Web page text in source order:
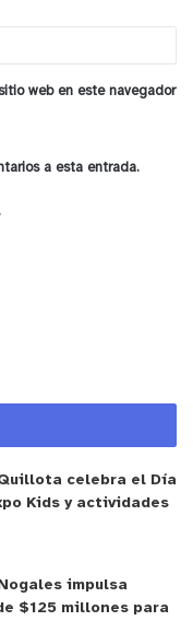
Comunal de
La Ligua hace un
de la Comuna a
y anticiparse a
filtraciones de
web en este navegador
a esta entrada.
celebra el Día
Kids y actividades
impulsa
$125 millones para